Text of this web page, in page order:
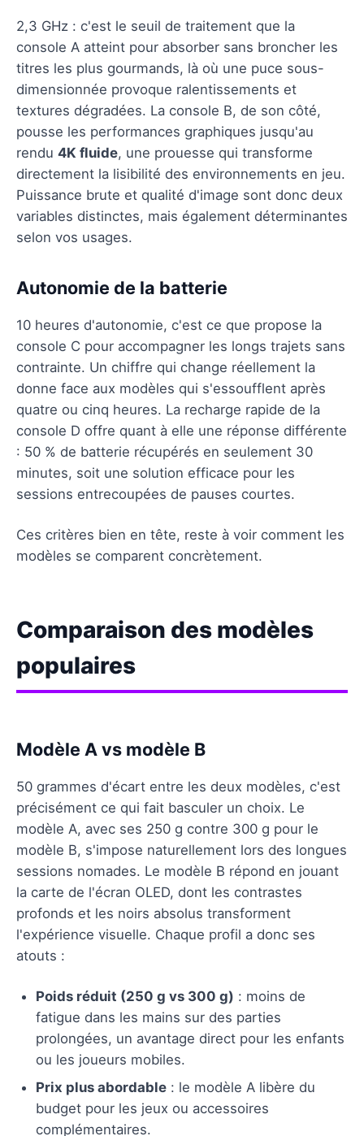
2,3 GHz : c'est le seuil de traitement que la
console A atteint pour absorber sans broncher les
titres les plus gourmands, là où une puce sous-
dimensionnée provoque ralentissements et
textures dégradées. La console B, de son côté,
pousse les performances graphiques jusqu'au
rendu 4K fluide, une prouesse qui transforme
directement la lisibilité des environnements en jeu.
Puissance brute et qualité d'image sont donc deux
variables distinctes, mais également déterminantes
selon vos usages.
Autonomie de la batterie
10 heures d'autonomie, c'est ce que propose la
console C pour accompagner les longs trajets sans
contrainte. Un chiffre qui change réellement la
donne face aux modèles qui s'essoufflent après
quatre ou cinq heures. La recharge rapide de la
console D offre quant à elle une réponse différente
: 50 % de batterie récupérés en seulement 30
minutes, soit une solution efficace pour les
sessions entrecoupées de pauses courtes.
Ces critères bien en tête, reste à voir comment les
modèles se comparent concrètement.
Comparaison des modèles
populaires
Modèle A vs modèle B
50 grammes d'écart entre les deux modèles, c'est
précisément ce qui fait basculer un choix. Le
modèle A, avec ses 250 g contre 300 g pour le
modèle B, s'impose naturellement lors des longues
sessions nomades. Le modèle B répond en jouant
la carte de l'écran OLED, dont les contrastes
profonds et les noirs absolus transforment
l'expérience visuelle. Chaque profil a donc ses
atouts :
Poids réduit (250 g vs 300 g) : moins de
fatigue dans les mains sur des parties
prolongées, un avantage direct pour les enfants
ou les joueurs mobiles.
Prix plus abordable : le modèle A libère du
budget pour les jeux ou accessoires
complémentaires.